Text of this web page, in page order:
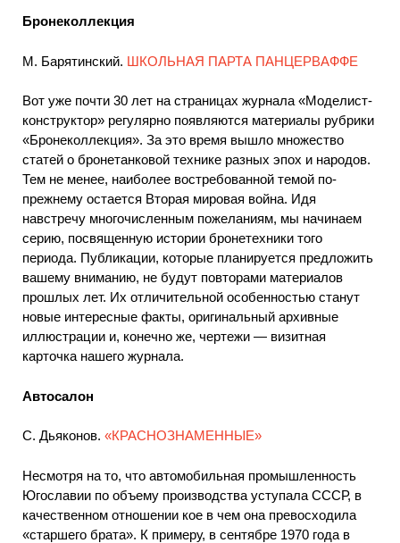
Бронеколлекция
М. Барятинский. ШКОЛЬНАЯ ПАРТА ПАНЦЕРВАФФЕ
Вот уже почти 30 лет на страницах журнала «Моделист-
конструктор» регулярно появляются материалы рубрики
«Бронеколлекция». За это время вышло множество
статей о бронетанковой технике разных эпох и народов.
Тем не менее, наиболее востребованной темой по-
прежнему остается Вторая мировая война. Идя
навстречу многочисленным пожеланиям, мы начинаем
серию, посвященную истории бронетехники того
периода. Публикации, которые планируется предложить
вашему вниманию, не будут повторами материалов
прошлых лет. Их отличительной особенностью станут
новые интересные факты, оригинальный архивные
иллюстрации и, конечно же, чертежи — визитная
карточка нашего журнала.
Автосалон
C. Дьяконов. «КРАСНОЗНАМЕННЫЕ»
Несмотря на то, что автомобильная промышленность
Югославии по объему производства уступала СССР, в
качественном отношении кое в чем она превосходила
«старшего брата». К примеру, в сентябре 1970 года в